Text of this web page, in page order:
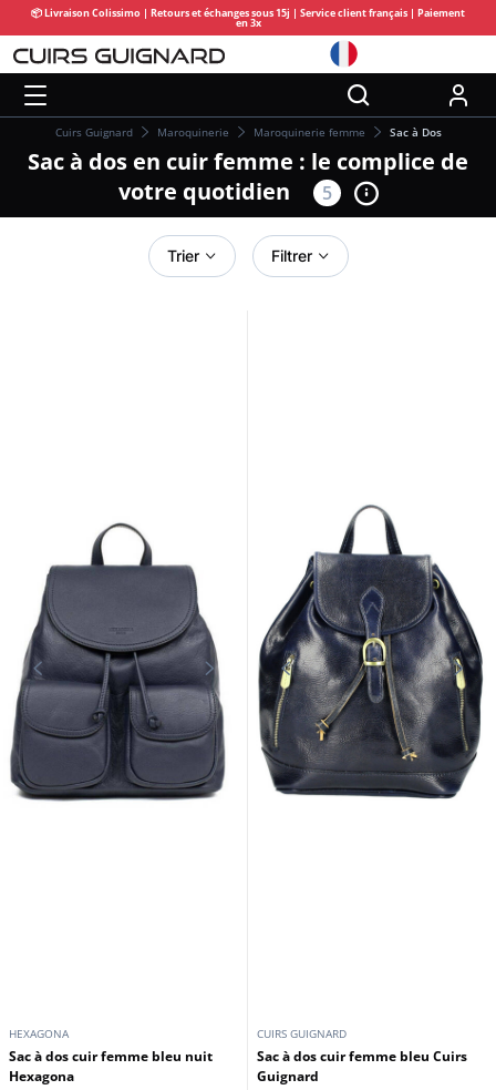
📦 Livraison Colissimo | Retours et échanges sous 15j | Service client français | Paiement
en 3x
Cuirs Guignard Maroquinerie Maroquinerie femme Sac à Dos
Sac à dos en cuir femme : le complice de
votre quotidien
5
Trier Filtrer
HEXAGONA
Sac à dos cuir femme bleu nuit
Hexagona
CUIRS GUIGNARD
Sac à dos cuir femme bleu Cuirs
Guignard